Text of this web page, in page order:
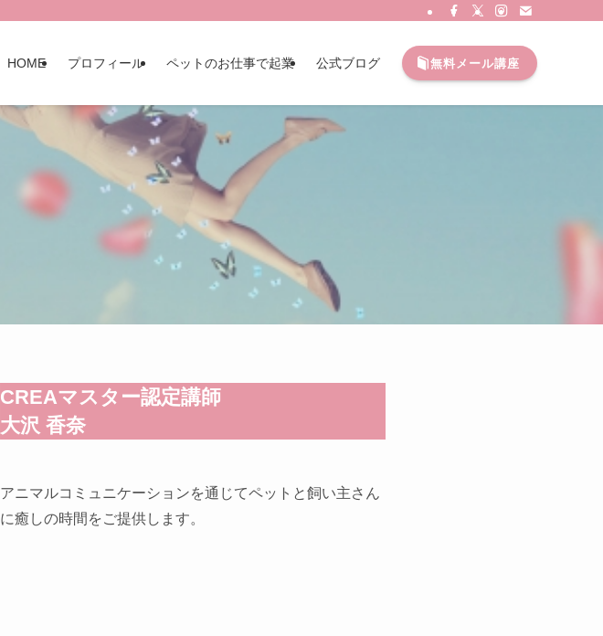
HOME プロフィール ペットのお仕事で起業 公式ブログ 無料メール講座
CREAマスター認定講師
大沢 香奈
アニマルコミュニケーションを通じてペットと飼い主さん
に癒しの時間をご提供します。